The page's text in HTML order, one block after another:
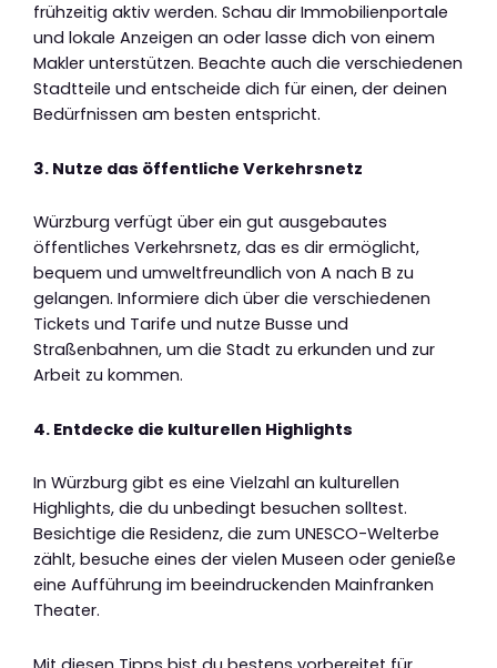
frühzeitig aktiv werden. Schau dir Immobilienportale
und lokale Anzeigen an oder lasse dich von einem
Makler unterstützen. Beachte auch die verschiedenen
Stadtteile und entscheide dich für einen, der deinen
Bedürfnissen am besten entspricht.
3. Nutze das öffentliche Verkehrsnetz
Würzburg verfügt über ein gut ausgebautes
öffentliches Verkehrsnetz, das es dir ermöglicht,
bequem und umweltfreundlich von A nach B zu
gelangen. Informiere dich über die verschiedenen
Tickets und Tarife und nutze Busse und
Straßenbahnen, um die Stadt zu erkunden und zur
Arbeit zu kommen.
4. Entdecke die kulturellen Highlights
In Würzburg gibt es eine Vielzahl an kulturellen
Highlights, die du unbedingt besuchen solltest.
Besichtige die Residenz, die zum UNESCO-Welterbe
zählt, besuche eines der vielen Museen oder genieße
eine Aufführung im beeindruckenden Mainfranken
Theater.